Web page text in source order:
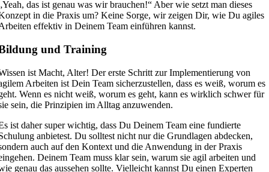
das ist genau was wir brauchen!“ Aber wie setzt man dieses
in die Praxis um? Keine Sorge, wir zeigen Dir, wie Du agiles
effektiv in Deinem Team einführen kannst.
und Training
ist Macht, Alter! Der erste Schritt zur Implementierung von
Arbeiten ist Dein Team sicherzustellen, dass es weiß, worum es
Wenn es nicht weiß, worum es geht, kann es wirklich schwer für
sein, die Prinzipien im Alltag anzuwenden.
ist daher super wichtig, dass Du Deinem Team eine fundierte
anbietest. Du solltest nicht nur die Grundlagen abdecken,
auch auf den Kontext und die Anwendung in der Praxis
Deinem Team muss klar sein, warum sie agil arbeiten und
genau das aussehen sollte. Vielleicht kannst Du einen Experten